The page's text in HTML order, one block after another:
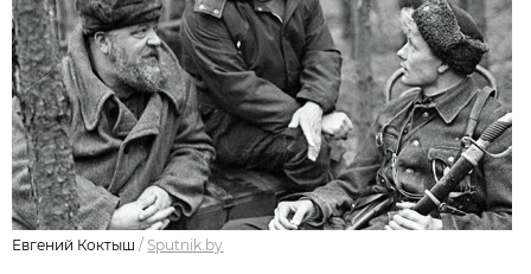
Евгений Коктыш /Sputnik.by